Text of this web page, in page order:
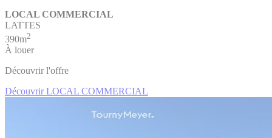
LOCAL COMMERCIAL
LATTES
390m2
À louer
Découvrir l'offre
Découvrir LOCAL COMMERCIAL